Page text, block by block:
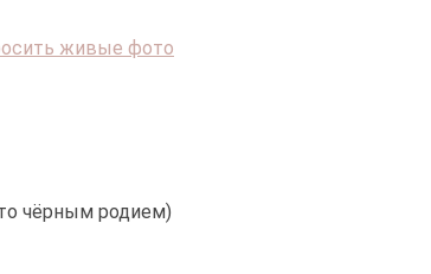
живые фото
чёрным родием)